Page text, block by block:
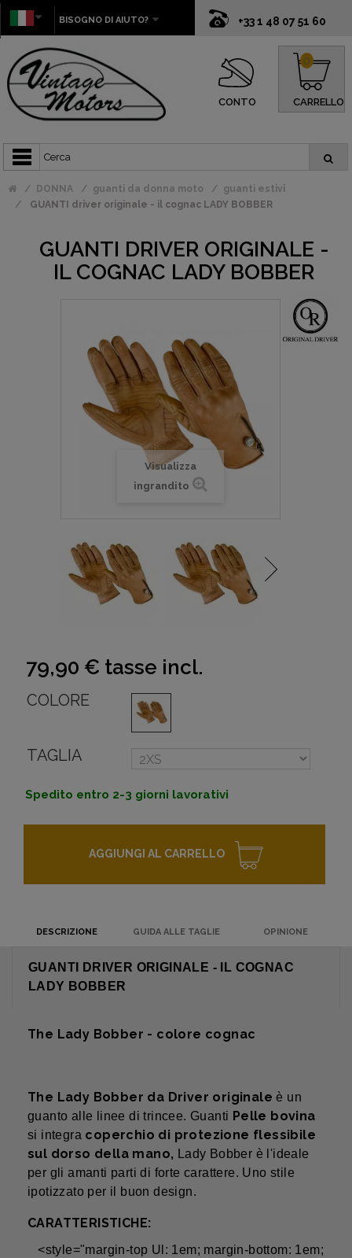
+33 1 48 07 51 60
BISOGNO DI AIUTO?
CONTO CARRELLO
0
DONNA guanti da donna moto
guanti estivi
GUANTI driver originale - il cognac LADY BOBBER
GUANTI DRIVER ORIGINALE -
IL COGNAC LADY BOBBER
Visualizza
ingrandito
79,90 € tasse incl.
COLORE
TAGLIA
Spedito entro 2-3 giorni lavorativi
AGGIUNGI AL CARRELLO
DESCRIZIONE GUIDA ALLE TAGLIE OPINIONE
GUANTI DRIVER ORIGINALE - IL COGNAC
LADY BOBBER
The Lady Bobber - colore cognac
The Lady Bobber da Driver originaleè un
guanto alle linee di trincee. Guanti Pelle bovina
si integra coperchio di protezione flessibile
sul dorso della mano, Lady Bobber è l'ideale
per gli amanti parti di forte carattere. Uno stile
ipotizzato per il buon design.
CARATTERISTICHE:
<style="margin-top Ul: 1em; margin-bottom: 1em;